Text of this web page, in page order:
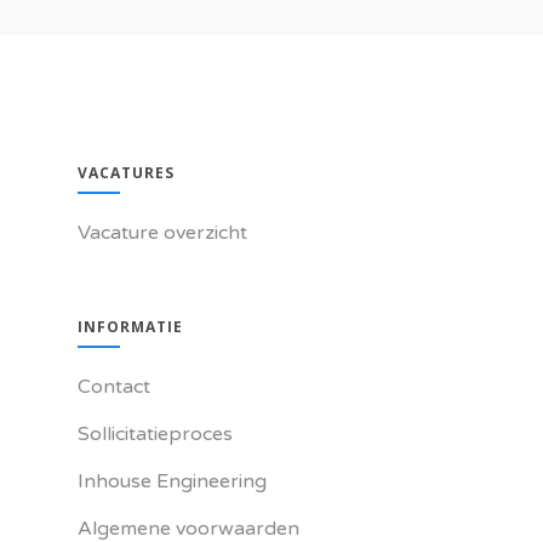
VACATURES
Vacature overzicht
INFORMATIE
Contact
Sollicitatieproces
Inhouse Engineering
Algemene voorwaarden